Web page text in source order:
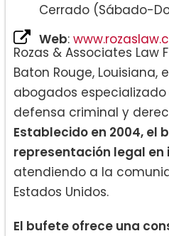
Cerrado (Sábado-
Web:
Rozas & Associates Law
Baton Rouge, Louisiana,
abogados
defensa criminal y
Establecido en 2004, el
representación legal en
atendiendo a la
Estados Unidos.
El bufete ofrece una